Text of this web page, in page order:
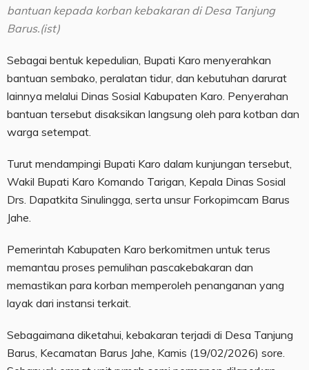
bantuan kepada korban kebakaran di Desa Tanjung
Barus.(ist)
Sebagai bentuk kepedulian, Bupati Karo menyerahkan
bantuan sembako, peralatan tidur, dan kebutuhan darurat
lainnya melalui Dinas Sosial Kabupaten Karo. Penyerahan
bantuan tersebut disaksikan langsung oleh para kotban dan
warga setempat.
Turut mendampingi Bupati Karo dalam kunjungan tersebut,
Wakil Bupati Karo Komando Tarigan, Kepala Dinas Sosial
Drs. Dapatkita Sinulingga, serta unsur Forkopimcam Barus
Jahe.
Pemerintah Kabupaten Karo berkomitmen untuk terus
memantau proses pemulihan pascakebakaran dan
memastikan para korban memperoleh penanganan yang
layak dari instansi terkait.
Sebagaimana diketahui, kebakaran terjadi di Desa Tanjung
Barus, Kecamatan Barus Jahe, Kamis (19/02/2026) sore.